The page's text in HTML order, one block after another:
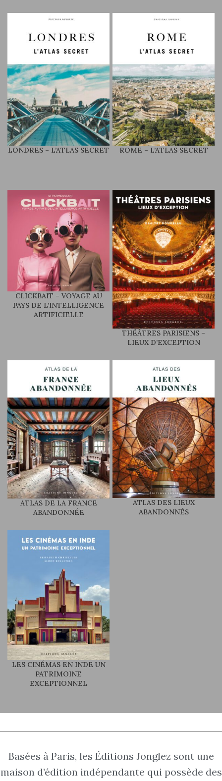
LONDRES – L’ATLAS SECRET ROME – L’ATLAS SECRET
CLICKBAIT – VOYAGE AU
PAYS DE L’INTELLIGENCE
ARTIFICIELLE
THÉÂTRES PARISIENS –
LIEUX D’EXCEPTION
ATLAS DE LA FRANCE
ABANDONNÉE
ATLAS DES LIEUX
ABANDONNÉS
LES CINÉMAS EN INDE UN
PATRIMOINE
EXCEPTIONNEL
Basées à Paris, les Éditions Jonglez sont une
maison d’édition indépendante qui possède des